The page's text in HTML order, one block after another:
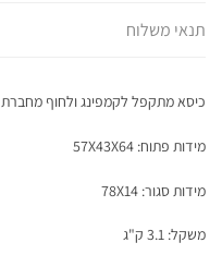
תנאי משלוח
כיסא מתקפל לקמפינג ולחוף מחברת Brunner.
מידות פתוח: 57X43X64
מידות סגור: 78X14
משקל: 3.1 ק"ג